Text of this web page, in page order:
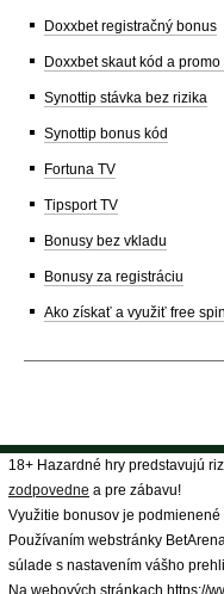
Doxxbet registračný bonus
Doxxbet skaut kód a promo
Synottip stávka bez rizika
Synottip bonus kód
Fortuna TV
Tipsport TV
Bonusy bez vkladu
Bonusy za registráciu
Ako získať a využiť free
18+ Hazardné hry predstavujú
zodpovedne a pre zábavu!
Využitie bonusov je
Používaním webstránky
súlade s nastavením vášho
Na webových stránkach https://